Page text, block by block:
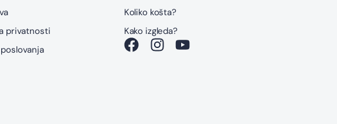
privatnosti
Koliko košta?
Kako izgleda?